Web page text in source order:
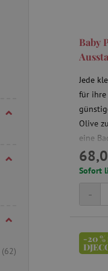
(62)
Baby
Jede
für ihre
Olive
eine
Genau
Kinder
Sofort
-
-20
CookieScriptConsent